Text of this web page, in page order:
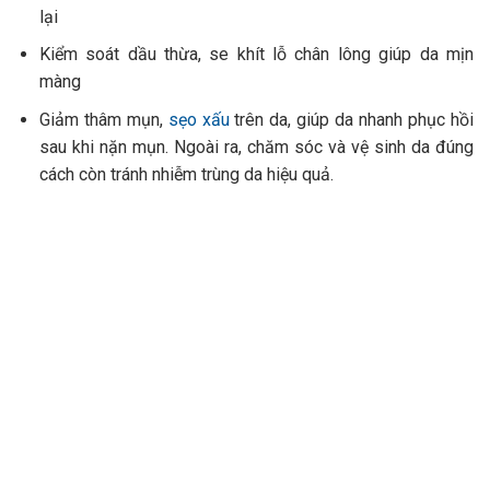
lại
Kiểm soát dầu thừa, se khít lỗ chân lông giúp da mịn
màng
Giảm thâm mụn, sẹo xấutrên da, giúp da nhanh phục hồi
sau khi nặn mụn. Ngoài ra, chăm sóc và vệ sinh da đúng
cách còn tránh nhiễm trùng da hiệu quả.